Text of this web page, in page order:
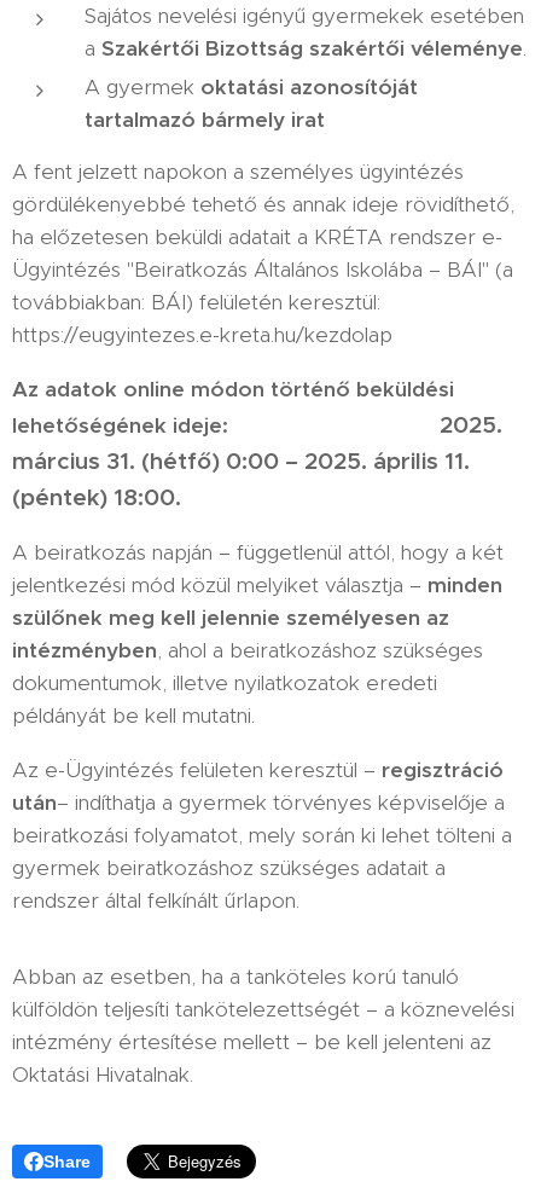
Sajátos nevelési igényű gyermekek esetében
a Szakértői Bizottság szakértői véleménye.
A gyermek oktatási azonosítóját
tartalmazó bármely irat
A fent jelzett napokon a személyes ügyintézés
gördülékenyebbé tehető és annak ideje rövidíthető,
ha előzetesen beküldi adatait a KRÉTA rendszer e-
Ügyintézés "Beiratkozás Általános Iskolába – BÁI" (a
továbbiakban: BÁI) felületén keresztül:
https://eugyintezes.e-kreta.hu/kezdolap
Az adatok online módon történő beküldési
lehetőségének ideje: 2025.
március 31. (hétfő) 0:00 – 2025. április 11.
(péntek) 18:00.
A beiratkozás napján – függetlenül attól, hogy a két
jelentkezési mód közül melyiket választja – minden
szülőnek meg kell jelennie személyesen az
intézményben, ahol a beiratkozáshoz szükséges
dokumentumok, illetve nyilatkozatok eredeti
példányát be kell mutatni.
Az e-Ügyintézés felületen keresztül – regisztráció
után– indíthatja a gyermek törvényes képviselője a
beiratkozási folyamatot, mely során ki lehet tölteni a
gyermek beiratkozáshoz szükséges adatait a
rendszer által felkínált űrlapon.
Abban az esetben, ha a tanköteles korú tanuló
külföldön teljesíti tankötelezettségét – a köznevelési
intézmény értesítése mellett – be kell jelenteni az
Oktatási Hivatalnak.
Share